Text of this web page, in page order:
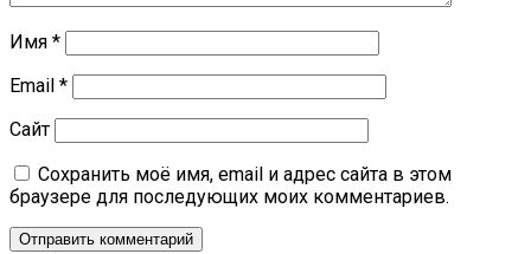
Имя *
Email *
Сайт
Сохранить моё имя, email и адрес сайта в этом
браузере для последующих моих комментариев.